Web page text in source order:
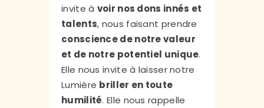
invite à voir nos dons innés et
talents, nous faisant prendre
conscience de notre valeur
et de notre potentiel unique.
Elle nous invite à laisser notre
Lumière briller en toute
humilité. Elle nous rappelle